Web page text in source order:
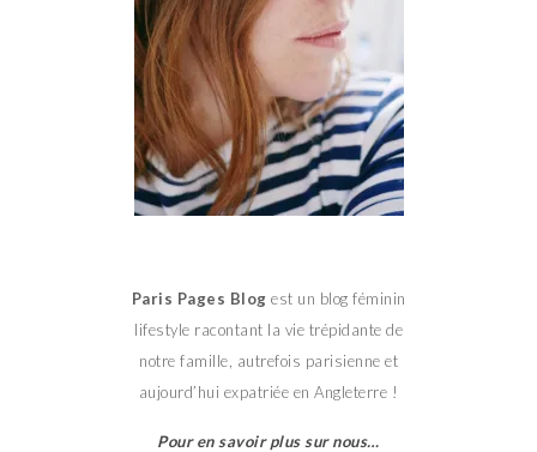
Paris Pages Blog est un blog féminin
lifestyle racontant la vie trépidante de
notre famille, autrefois parisienne et
aujourd’hui expatriée en Angleterre !
Pour en savoir plus sur nous…